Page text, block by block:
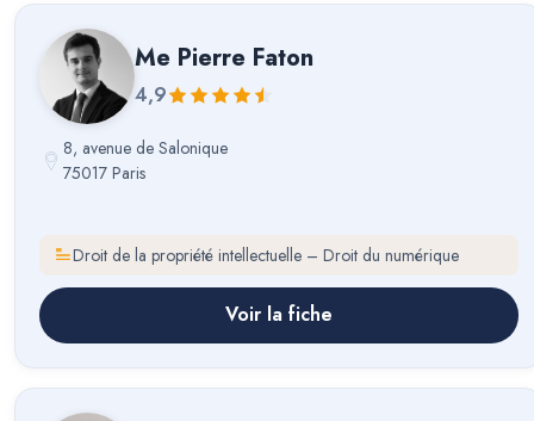
Me Pierre Faton
4,9
8, avenue de Salonique
75017 Paris
Droit de la propriété intellectuelle – Droit du numérique
Voir la fiche